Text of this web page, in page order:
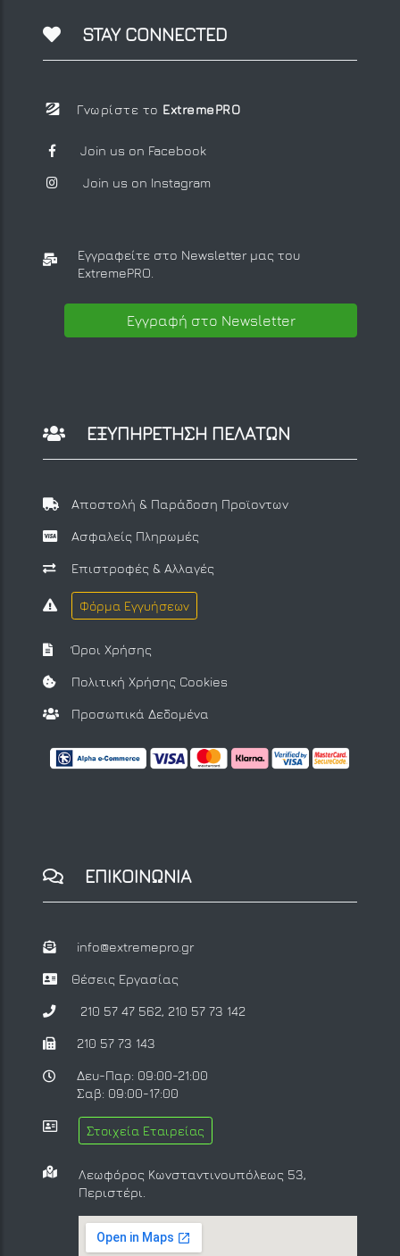
STAY CONNECTED
Γνωρίστε το ExtremePRO
Join us on Facebook
Join us on Instagram
Εγγραφείτε στο Newsletter μας του
ExtremePRO.
Εγγραφή στο Newsletter
ΕΞΥΠΗΡΕΤΗΣΗ ΠΕΛΑΤΩΝ
Αποστολή & Παράδοση Προϊοντων
Ασφαλείς Πληρωμές
Επιστροφές & Αλλαγές
Φόρμα Εγγυήσεων
Όροι Χρήσης
Πολιτική Χρήσης Cookies
Προσωπικά Δεδομένα
ΕΠΙΚΟΙΝΩΝΙΑ
info@extremepro.gr
Θέσεις Εργασίας
210 57 47 562, 210 57 73 142
210 57 73 143
Δευ-Παρ: 09:00-21:00
Σαβ: 09:00-17:00
Στοιχεία Εταιρείας
Λεωφόρος Κωνσταντινουπόλεως 53,
Περιστέρι.